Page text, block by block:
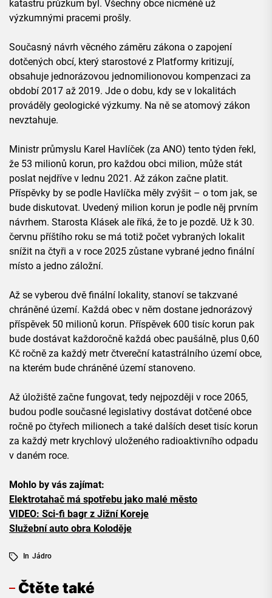
katastru průzkum byl. Všechny obce nicméně už
výzkumnými pracemi prošly.
Současný návrh věcného záměru zákona o zapojení
dotčených obcí, který starostové z Platformy kritizují,
obsahuje jednorázovou jednomilionovou kompenzaci za
období 2017 až 2019. Jde o dobu, kdy se v lokalitách
prováděly geologické výzkumy. Na ně se atomový zákon
nevztahuje.
Ministr průmyslu Karel Havlíček (za ANO) tento týden řekl,
že 53 milionů korun, pro každou obci milion, může stát
poslat nejdříve v lednu 2021. Až zákon začne platit.
Příspěvky by se podle Havlíčka měly zvýšit – o tom jak, se
bude diskutovat. Uvedený milion korun je podle něj prvním
návrhem. Starosta Klásek ale říká, že to je pozdě. Už k 30.
červnu příštího roku se má totiž počet vybraných lokalit
snížit na čtyři a v roce 2025 zůstane vybrané jedno finální
místo a jedno záložní.
Až se vyberou dvě finální lokality, stanoví se takzvané
chráněné území. Každá obec v něm dostane jednorázový
příspěvek 50 milionů korun. Příspěvek 600 tisíc korun pak
bude dostávat každoročně každá obec paušálně, plus 0,60
Kč ročně za každý metr čtvereční katastrálního území obce,
na kterém bude chráněné území stanoveno.
Až úložiště začne fungovat, tedy nejpozději v roce 2065,
budou podle současné legislativy dostávat dotčené obce
ročně po čtyřech milionech a také dalších deset tisíc korun
za každý metr krychlový uloženého radioaktivního odpadu
v daném roce.
Mohlo by vás zajímat:
Elektrotahač má spotřebu jako malé město
VIDEO: Sci-fi bagr z Jižní Koreje
Služební auto obra Koloděje
In Jádro
Čtěte také